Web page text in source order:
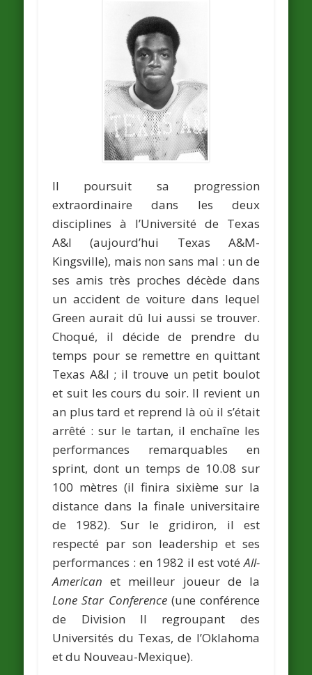
Il poursuit sa progression
extraordinaire dans les deux
disciplines à l’Université de Texas
A&I (aujourd’hui Texas A&M-
Kingsville), mais non sans mal : un de
ses amis très proches décède dans
un accident de voiture dans lequel
Green aurait dû lui aussi se trouver.
Choqué, il décide de prendre du
temps pour se remettre en quittant
Texas A&I ; il trouve un petit boulot
et suit les cours du soir. Il revient un
an plus tard et reprend là où il s’était
arrêté : sur le tartan, il enchaîne les
performances remarquables en
sprint, dont un temps de 10.08 sur
100 mètres (il finira sixième sur la
distance dans la finale universitaire
de 1982). Sur le gridiron, il est
respecté par son leadership et ses
performances : en 1982 il est votéAll-
American et meilleur joueur de la
Lone Star Conference(une conférence
de Division II regroupant des
Universités du Texas, de l’Oklahoma
et du Nouveau-Mexique).